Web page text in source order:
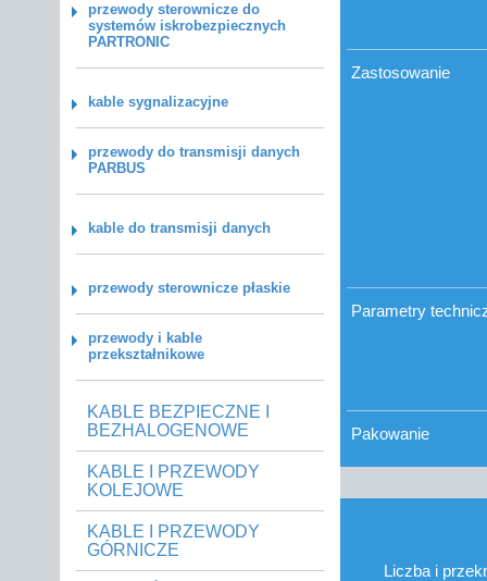
przewody sterownicze do
systemów iskrobezpiecznych
PARTRONIC
kable sygnalizacyjne
przewody do transmisji danych
PARBUS
kable do transmisji danych
przewody sterownicze płaskie
przewody i kable
przekształnikowe
KABLE BEZPIECZNE I
BEZHALOGENOWE
KABLE I PRZEWODY
KOLEJOWE
KABLE I PRZEWODY
GÓRNICZE
Zastosowanie
Parametry
Pakowanie
Liczba i